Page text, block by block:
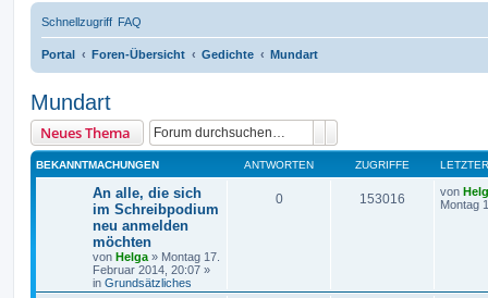
Schnellzugriff FAQ
Portal Foren-Übersicht Gedichte Mundart
Mundart
Neues Thema
BEKANNTMACHUNGEN ANTWORTEN ZUGRIFFE
An alle, die sich
im Schreibpodium
neu anmelden
möchten
von Helga » Montag 17.
Februar 2014, 20:07 »
in Grundsätzliches
0 153016 von
Montag